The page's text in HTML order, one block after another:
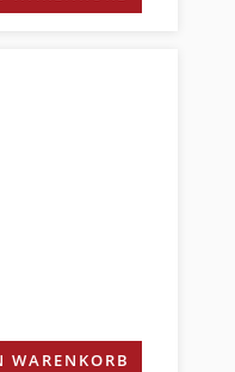
WARENKORB